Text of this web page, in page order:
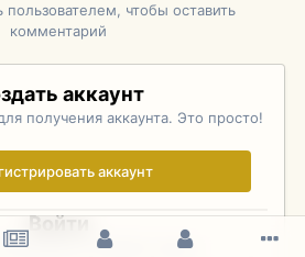
чтобы оставить
комментарий
аккаунт
получения аккаунта. Это просто!
аккаунт
Войти
Войдите здесь.